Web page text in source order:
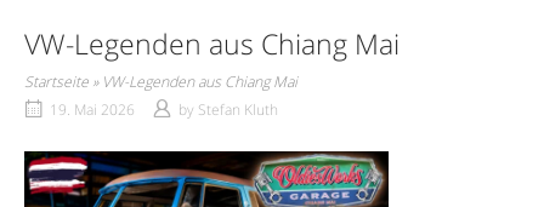
VW-Legenden aus Chiang Mai
Startseite » VW-Legenden aus Chiang Mai
19. Mai 2026
by Stefan Kluth